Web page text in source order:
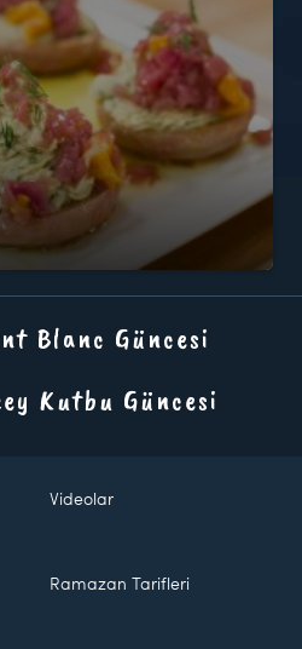
Blanc Güncesi
Kutbu Güncesi
Videolar
Ramazan Tarifleri